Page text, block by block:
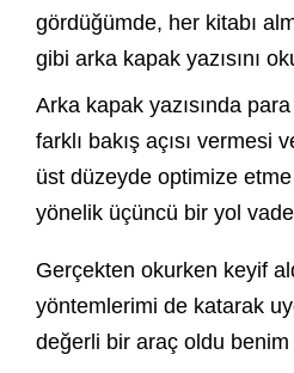
gördüğümde, her kitabı
gibi arka kapak yazısını
Arka kapak yazısında
farklı bakış açısı vermesi
üst düzeyde optimize
yönelik üçüncü bir yol
Gerçekten okurken keyif
yöntemlerimi de katarak
değerli bir araç oldu benim